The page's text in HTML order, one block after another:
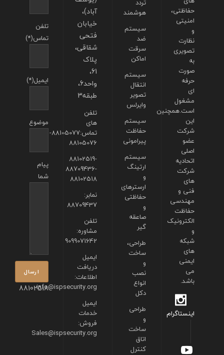
تلفن
تماس(*)
ایمیل(*)
موضوع
پیام
شما
88102518
آباد)،
خیابان
فتحی
شقاقی،
پلاک
61،
واحد6،
طبقه3
تلفن
های
تماس:88105077-
88105076
88102519-
88709436-
88102518
نمابر:
88709437
تلفن
مشاوره:
9099071642
ایمیل
دریافت
اطلاعات:
info@ispsecurity.org
ایمیل
خدمات
فروش:
Sales@ispsecurity.org
تردد
هوشمند
سیستم
ضد
سرقت
اماکن
سیستم
انتقال
تصویر
وایرلس
سیستم
حفاظت
پیرامونی
سیستم
ارتینگ
و
ارسترهای
حفاظتی
و
صاعقه
گیر
طراحی،
ساخت
و
نصب
انواع
دکل
طراحی
و
ساخت
اتاق
کنترل
حفاظتی،
امنیتی
و
نظارت
تصویری
به
صورت
حرفه
ای
مشغول
است.همچنین
این
شرکت
عضو
اصلی
اتحادیه
شرکت
های
فنی و
مهندسی
حفاظت
الکترونیک
و
شبکه
های
ایمنی
می
باشد.
اینستاگرام